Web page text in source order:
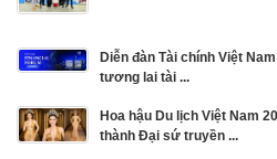
Diễn đàn Tài chính Việt
tương lai tài ...
Hoa hậu Du lịch Việt Nam
thành Đại sứ truyền ...